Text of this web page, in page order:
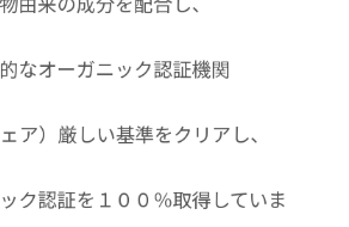
なオーガニック認証機関
ア）厳しい基準をクリアし、
ク認証を１００％取得していま